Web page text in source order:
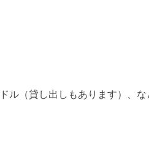
ル（貸し出しもあります）、な